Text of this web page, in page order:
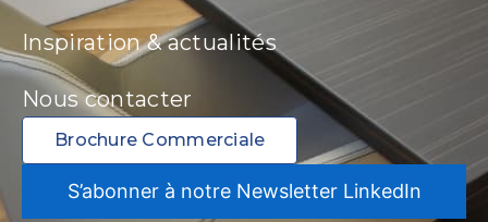
Inspiration & actualités
Nous contacter
Brochure Commerciale
S’abonner à notre Newsletter LinkedIn